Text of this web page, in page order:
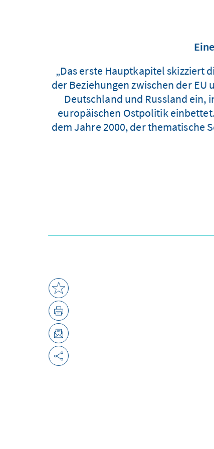
„Das erste Hauptkapitel skizziert
der Beziehungen zwischen der
Deutschland und Russland ein,
europäischen Ostpolitik
dem Jahre 2000, der thematische